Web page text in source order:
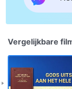
Vergelijkbare